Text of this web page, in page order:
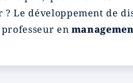
Le développement de
en